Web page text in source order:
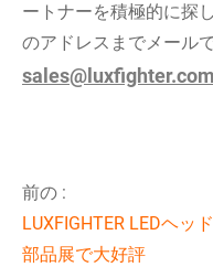
ートナーを積極的に探
のアドレスまでメール
sales@luxfighter.com
前の :
LUXFIGHTER LEDヘッ
部品展で大好評